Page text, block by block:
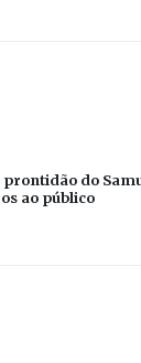
do
ao público